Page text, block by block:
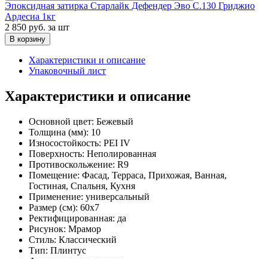
Эпоксидная затирка Старлайк Дефендер Эво С.130 Гриджио
Ардесиа 1кг
2 850 руб. за шт
В корзину
Характеристики и описание
Упаковочный лист
Характеристики и описание
Основной цвет: Бежевый
Толщина (мм): 10
Износостойкость: PEI IV
Поверхность: Неполированная
Противоскольжение: R9
Помещение: Фасад, Терраса, Прихожая, Ванная,
Гостиная, Спальня, Кухня
Применение: универсальный
Размер (см): 60x7
Ректифицированная: да
Рисунок: Мрамор
Стиль: Классический
Тип: Плинтус